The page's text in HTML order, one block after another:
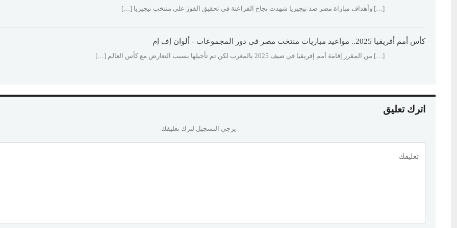
[…] وأهداف مباراة مصر ضد نيجيريا شهدت نجاح الفراعنة في تحقيق الفوز على منتخب نيجيريا […]
كأس أمم أفريقيا 2025.. مواعيد مباريات منتخب مصر فى دور المجموعات - ألوان إف إم
[…] من المقرر إقامة أمم إفريقيا في صيف 2025 بالمغرب لكن تم تأجيلها بسبب التعارض مع كأس العالم […]
اترك تعليق
يرجي التسجيل لترك تعليقك